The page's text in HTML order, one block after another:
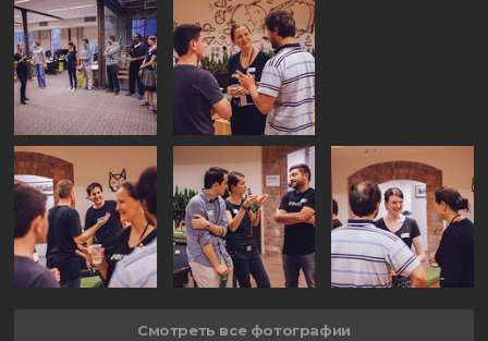
Смотреть все фотографии